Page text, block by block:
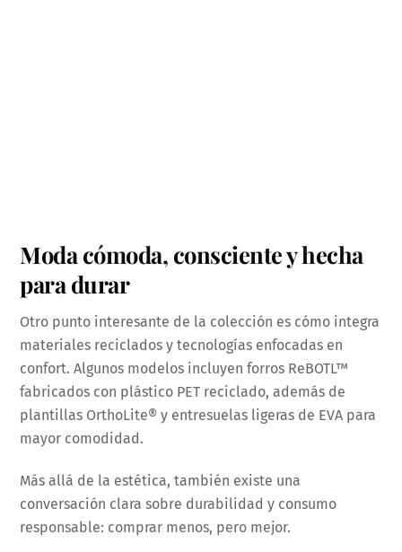
Moda cómoda, consciente y hecha
para durar
Otro punto interesante de la colección es cómo integra
materiales reciclados y tecnologías enfocadas en
confort. Algunos modelos incluyen forros ReBOTL™
fabricados con plástico PET reciclado, además de
plantillas OrthoLite® y entresuelas ligeras de EVA para
mayor comodidad.
Más allá de la estética, también existe una
conversación clara sobre durabilidad y consumo
responsable: comprar menos, pero mejor.